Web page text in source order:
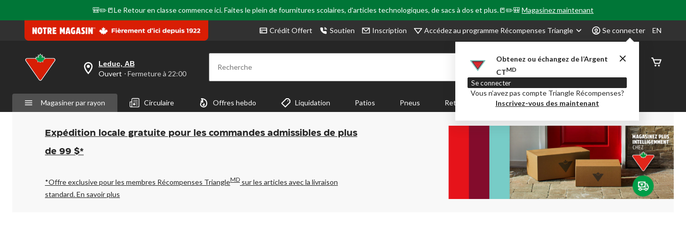
🎒✏️📒Le Retour en classe commence ici. Faites le plein de fournitures scolaires, d'articles technologiques, de sacs à dos et plus.📒✏️🎒Magasinez maintenant
Crédit Offert Soutien Inscription Accédez au programme Récompenses Triangle Se connecter
Obtenez ou échangez de l’Argent
CTMD
Se connecter
Vous n’avez pas compte Triangle Récompenses?
Inscrivez-vous des maintenant
EN
votre
est
Leduc,
AB,
Ouvert,
Fermeture
à
pour
changer
Leduc, AB
Ouvert ⋅ Fermeture à 22:00 Recherche
État de
Magasiner par rayon Circulaire Offres hebdo Liquidation Patios Pneus Retour en Classe Party City Centre-auto
Expédition locale gratuite pour les commandes admissibles de plus
de 99 $*
*Offre exclusive pour les membres Récompenses TriangleMD sur les articles avec la livraison
standard.En savoir plus